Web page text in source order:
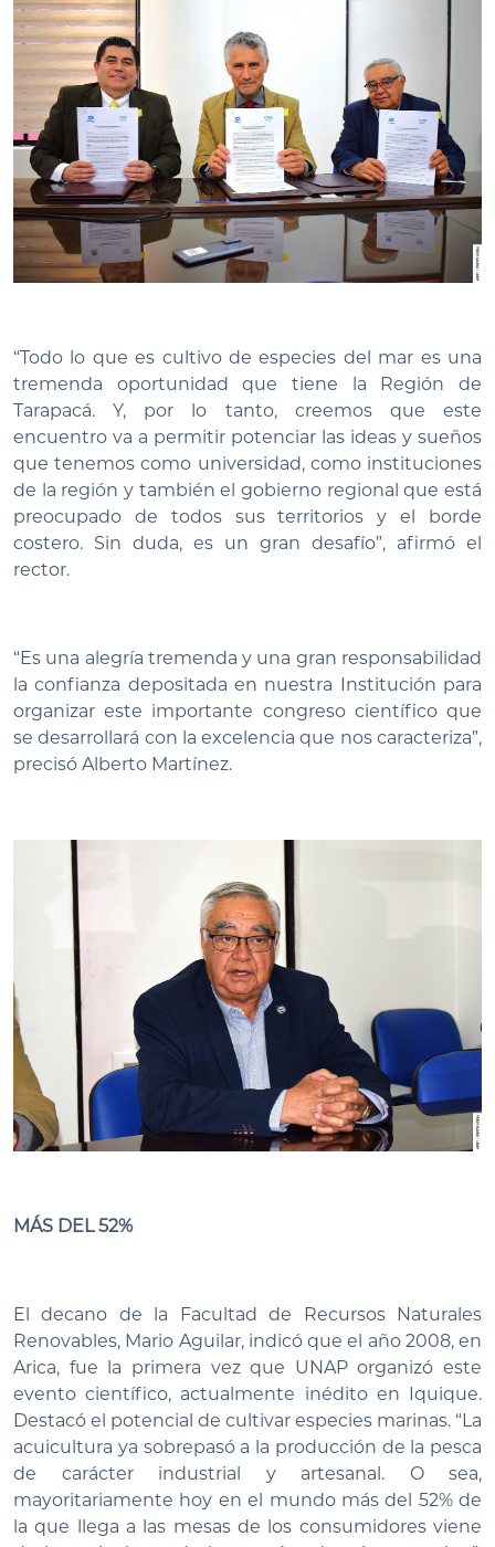
“Todo lo que es cultivo de especies del mar es una
tremenda oportunidad que tiene la Región de
Tarapacá. Y, por lo tanto, creemos que este
encuentro va a permitir potenciar las ideas y sueños
que tenemos como universidad, como instituciones
de la región y también el gobierno regional que está
preocupado de todos sus territorios y el borde
costero. Sin duda, es un gran desafío”, afirmó el
rector.
“Es una alegría tremenda y una gran responsabilidad
la confianza depositada en nuestra Institución para
organizar este importante congreso científico que
se desarrollará con la excelencia que nos caracteriza”,
precisó Alberto Martínez.
MÁS DEL 52%
El decano de la Facultad de Recursos Naturales
Renovables, Mario Aguilar, indicó que el año 2008, en
Arica, fue la primera vez que UNAP organizó este
evento científico, actualmente inédito en Iquique.
Destacó el potencial de cultivar especies marinas. “La
acuicultura ya sobrepasó a la producción de la pesca
de carácter industrial y artesanal. O sea,
mayoritariamente hoy en el mundo más del 52% de
la que llega a las mesas de los consumidores viene